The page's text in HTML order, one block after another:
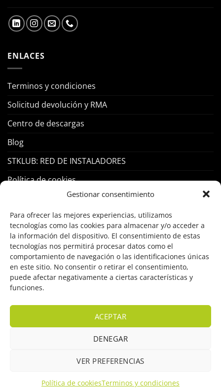
Gestionar consentimiento
Para ofrecer las mejores experiencias, utilizamos
tecnologías como las cookies para almacenar y/o acceder a
la información del dispositivo. El consentimiento de estas
tecnologías nos permitirá procesar datos como el
comportamiento de navegación o las identificaciones únicas
en este sitio. No consentir o retirar el consentimiento,
puede afectar negativamente a ciertas características y
funciones.
ACEPTAR
DENEGAR
VER PREFERENCIAS
Política de cookiesTerminos y condiciones
ENLACES
Terminos y condiciones
Solicitud devolución y RMA
Centro de descargas
Blog
STKLUB: RED DE INSTALADORES
Política de cookies
Control Acceso
Hogar Inteligente
Incendio
Intrusión
OFERTAS